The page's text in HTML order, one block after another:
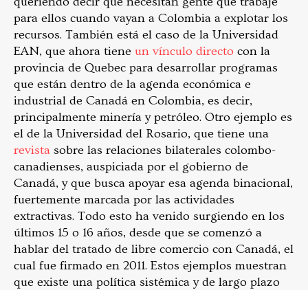
para ellos cuando vayan a Colombia a explotar los
recursos. También está el caso de la Universidad
EAN, que ahora tiene un vínculo directo con la
provincia de Quebec para desarrollar programas
que están dentro de la agenda económica e
industrial de Canadá en Colombia, es decir,
principalmente minería y petróleo. Otro ejemplo es
el de la Universidad del Rosario, que tiene una
revista sobre las relaciones bilaterales colombo-
canadienses, auspiciada por el gobierno de
Canadá, y que busca apoyar esa agenda binacional,
fuertemente marcada por las actividades
extractivas. Todo esto ha venido surgiendo en los
últimos 15 o 16 años, desde que se comenzó a
hablar del tratado de libre comercio con Canadá, el
cual fue firmado en 2011. Estos ejemplos muestran
que existe una política sistémica y de largo plazo